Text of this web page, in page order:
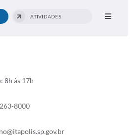
ATIVIDADES
8h às 17h
8000